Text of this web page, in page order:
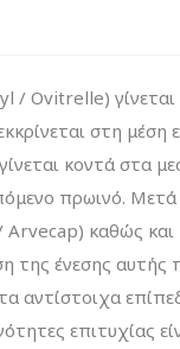
Ovitrelle) γίνεται
στη
κοντά στα
πρωινό.
καθώς
της ένεσης αυτής
αντίστοιχα
επιτυχίας